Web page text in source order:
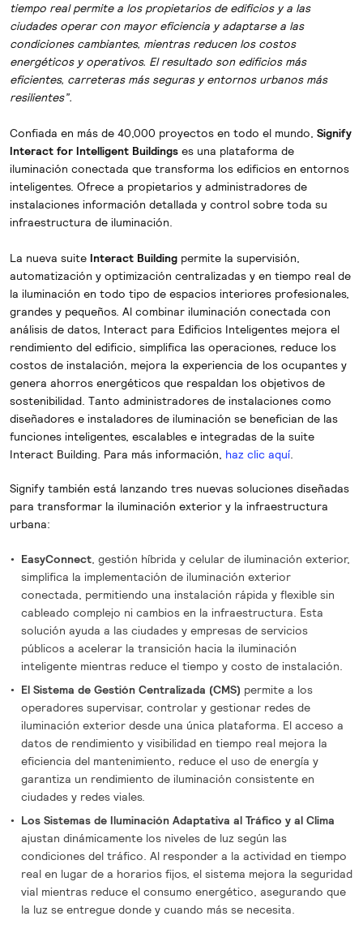
tiempo real permite a los propietarios de edificios y a las
ciudades operar con mayor eficiencia y adaptarse a las
condiciones cambiantes, mientras reducen los costos
energéticos y operativos. El resultado son edificios más
eficientes, carreteras más seguras y entornos urbanos más
resilientes”.
Confiada en más de 40,000 proyectos en todo el mundo, Signify
Interact for Intelligent Buildingses una plataforma de
iluminación conectada que transforma los edificios en entornos
inteligentes. Ofrece a propietarios y administradores de
instalaciones información detallada y control sobre toda su
infraestructura de iluminación.
La nueva suite Interact Buildingpermite la supervisión,
automatización y optimización centralizadas y en tiempo real de
la iluminación en todo tipo de espacios interiores profesionales,
grandes y pequeños. Al combinar iluminación conectada con
análisis de datos, Interact para Edificios Inteligentes mejora el
rendimiento del edificio, simplifica las operaciones, reduce los
costos de instalación, mejora la experiencia de los ocupantes y
genera ahorros energéticos que respaldan los objetivos de
sostenibilidad. Tanto administradores de instalaciones como
diseñadores e instaladores de iluminación se benefician de las
funciones inteligentes, escalables e integradas de la suite
Interact Building. Para más información, haz clic aquí.
Signify también está lanzando tres nuevas soluciones diseñadas
para transformar la iluminación exterior y la infraestructura
urbana:
EasyConnect, gestión híbrida y celular de iluminación exterior,
simplifica la implementación de iluminación exterior
conectada, permitiendo una instalación rápida y flexible sin
cableado complejo ni cambios en la infraestructura. Esta
solución ayuda a las ciudades y empresas de servicios
públicos a acelerar la transición hacia la iluminación
inteligente mientras reduce el tiempo y costo de instalación.
El Sistema de Gestión Centralizada (CMS) permite a los
operadores supervisar, controlar y gestionar redes de
iluminación exterior desde una única plataforma. El acceso a
datos de rendimiento y visibilidad en tiempo real mejora la
eficiencia del mantenimiento, reduce el uso de energía y
garantiza un rendimiento de iluminación consistente en
ciudades y redes viales.
Los Sistemas de Iluminación Adaptativa al Tráfico y al Clima
ajustan dinámicamente los niveles de luz según las
condiciones del tráfico. Al responder a la actividad en tiempo
real en lugar de a horarios fijos, el sistema mejora la seguridad
vial mientras reduce el consumo energético, asegurando que
la luz se entregue donde y cuando más se necesita.